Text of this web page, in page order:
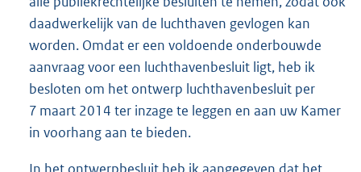
daadwerkelijk van de luchthaven gevlogen kan
worden. Omdat er een voldoende onderbouwde
aanvraag voor een luchthavenbesluit ligt, heb ik
besloten om het ontwerp luchthavenbesluit per
7 maart 2014 ter inzage te leggen en aan uw Kamer
in voorhang aan te bieden.